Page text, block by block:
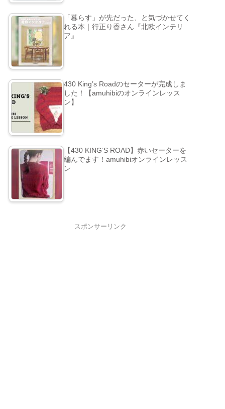
「暮らす」が先だった、と気づかせてく
れる本｜行正り香さん『北欧インテリ
ア』
430 King’s Roadのセーターが完成しま
した！【amuhibiのオンラインレッス
ン】
【430 KING’S ROAD】赤いセーターを
編んでます！amuhibiオンラインレッス
ン
スポンサーリンク